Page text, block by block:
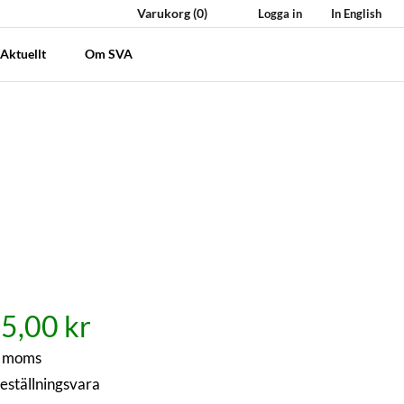
Varukorg(0) Logga in In English
Aktuellt Om SVA
kr